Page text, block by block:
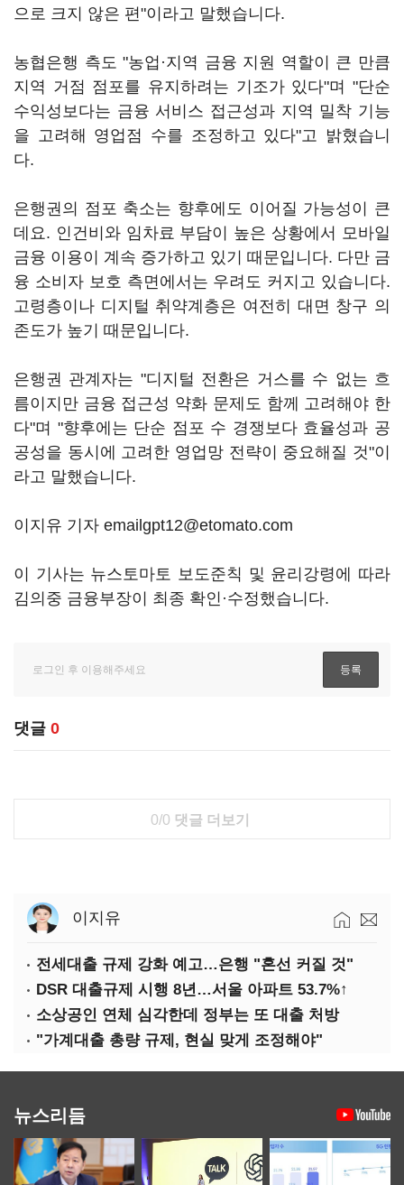
으로 크지 않은 편"이라고 말했습니다.
농협은행 측도 "농업·지역 금융 지원 역할이 큰 만큼
지역 거점 점포를 유지하려는 기조가 있다"며 "단순
수익성보다는 금융 서비스 접근성과 지역 밀착 기능
을 고려해 영업점 수를 조정하고 있다"고 밝혔습니
다.
은행권의 점포 축소는 향후에도 이어질 가능성이 큰
데요. 인건비와 임차료 부담이 높은 상황에서 모바일
금융 이용이 계속 증가하고 있기 때문입니다. 다만 금
융 소비자 보호 측면에서는 우려도 커지고 있습니다.
고령층이나 디지털 취약계층은 여전히 대면 창구 의
존도가 높기 때문입니다.
은행권 관계자는 "디지털 전환은 거스를 수 없는 흐
름이지만 금융 접근성 약화 문제도 함께 고려해야 한
다"며 "향후에는 단순 점포 수 경쟁보다 효율성과 공
공성을 동시에 고려한 영업망 전략이 중요해질 것"이
라고 말했습니다.
이지유 기자 emailgpt12@etomato.com
이 기사는 뉴스토마토 보도준칙 및 윤리강령에 따라
김의중 금융부장이 최종 확인·수정했습니다.
댓글 0
0/0 댓글 더보기
이지유
전세대출 규제 강화 예고…은행 "혼선 커질 것"
DSR 대출규제 시행 8년…서울 아파트 53.7%↑
소상공인 연체 심각한데 정부는 또 대출 처방
"가계대출 총량 규제, 현실 맞게 조정해야"
뉴스리듬